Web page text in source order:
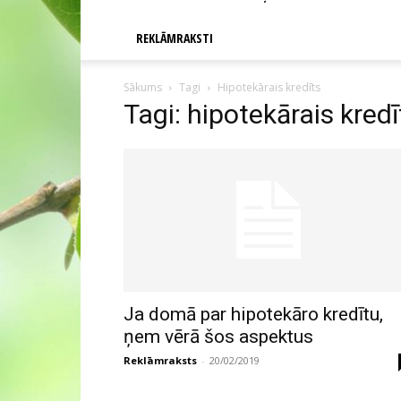
REKLĀMRAKSTI
Sākums Tagi Hipotekārais kredīts
Tagi: hipotekārais
Ja domā par hipotekāro kredītu,
ņem vērā šos aspektus
Reklāmraksts - 20/02/2019